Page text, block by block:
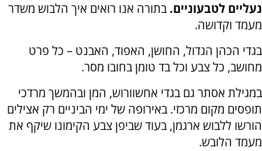
נעליים לטבעוניים. בתורה אנו רואים איך הלבוש משדר
מעמד וקדושה.
בגדי הכהן הגדול, החושן, האפוד, האבנט – כל פרט
מחושב, כל צבע וכל בד טומן בחובו מסר.
במגילת אסתר גם בגדי אחשוורוש, המן ובהמשך מרדכי
תופסים מקום מרכזי. באירופה של ימי הביניים רק אצילים
הורשו ללבוש ארגמן, בעוד שביפן צבע הקימונו שיקף את
מעמד הלובש.